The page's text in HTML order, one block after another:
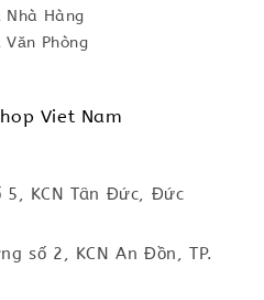
Nhà Hàng
Văn Phòng
Viet Nam
KCN Tân Đức, Đức
số 2, KCN An Đồn, TP.